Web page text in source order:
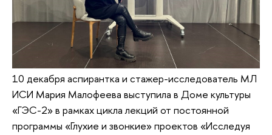
10 декабря аспирантка и стажер-исследователь МЛ
ИСИ Мария Малофеева выступила в Доме культуры
«ГЭС-2» в рамках цикла лекций от постоянной
программы «Глухие и звонкие» проектов «Исследуя